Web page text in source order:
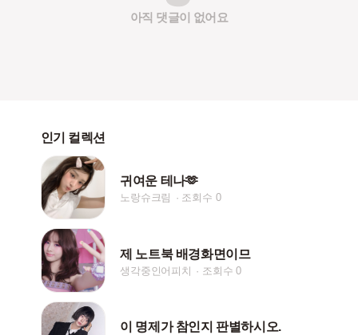
아직 댓글이 없어요
인기 컬렉션
귀여운 테나🫶
노랑슈크림 조회수 0
제 노트북 배경화면이므
생각중인어피치 조회수 0
이 명제가 참인지 판별하시오.